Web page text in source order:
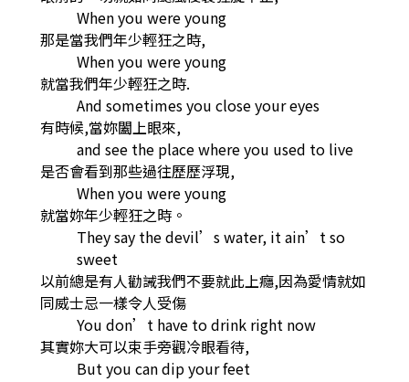
When you were young
那是當我們年少輕狂之時,
When you were young
就當我們年少輕狂之時.
And sometimes you close your eyes
有時候,當妳闔上眼來,
and see the place where you used to live
是否會看到那些過往歷歷浮現,
When you were young
就當妳年少輕狂之時。
They say the devil’s water, it ain’t so
sweet
以前總是有人勸誡我們不要就此上癮,因為愛情就如
同威士忌一樣令人受傷
You don’t have to drink right now
其實妳大可以束手旁觀冷眼看待,
But you can dip your feet